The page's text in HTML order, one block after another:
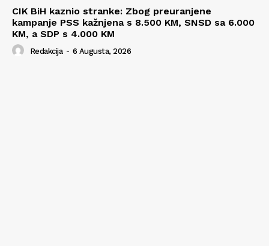
CIK BiH kaznio stranke: Zbog preuranjene
kampanje PSS kažnjena s 8.500 KM, SNSD sa 6.000
KM, a SDP s 4.000 KM
Redakcija - 6 Augusta, 2026